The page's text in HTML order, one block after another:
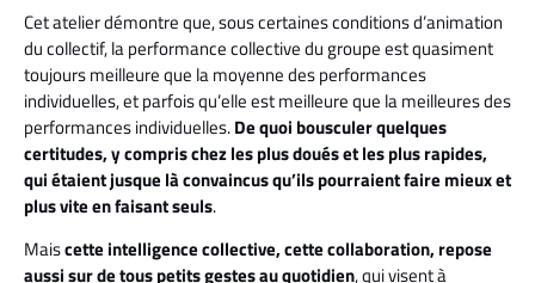
Cet atelier démontre que, sous certaines conditions d’animation
du collectif, la performance collective du groupe est quasiment
toujours meilleure que la moyenne des performances
individuelles, et parfois qu’elle est meilleure que la meilleures des
performances individuelles.De quoi bousculer quelques
certitudes, y compris chez les plus doués et les plus rapides,
qui étaient jusque là convaincus qu’ils pourraient faire mieux et
plus vite en faisant seuls.
Maiscette intelligence collective, cette collaboration, repose
aussi sur de tous petits gestes au quotidien, qui visent à